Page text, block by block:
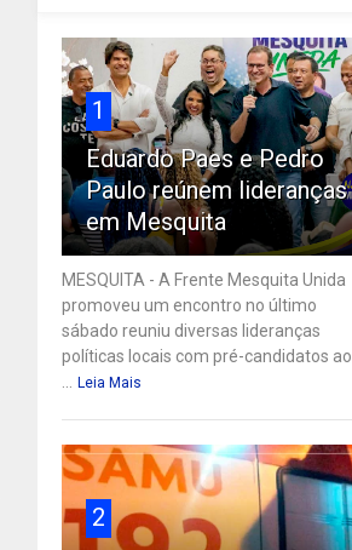
1
Eduardo Paes e Pedro
Paulo reúnem lideranças
em Mesquita
MESQUITA - A Frente Mesquita Unida
promoveu um encontro no último
sábado reuniu diversas lideranças
políticas locais com pré-candidatos ao
... Leia Mais
2